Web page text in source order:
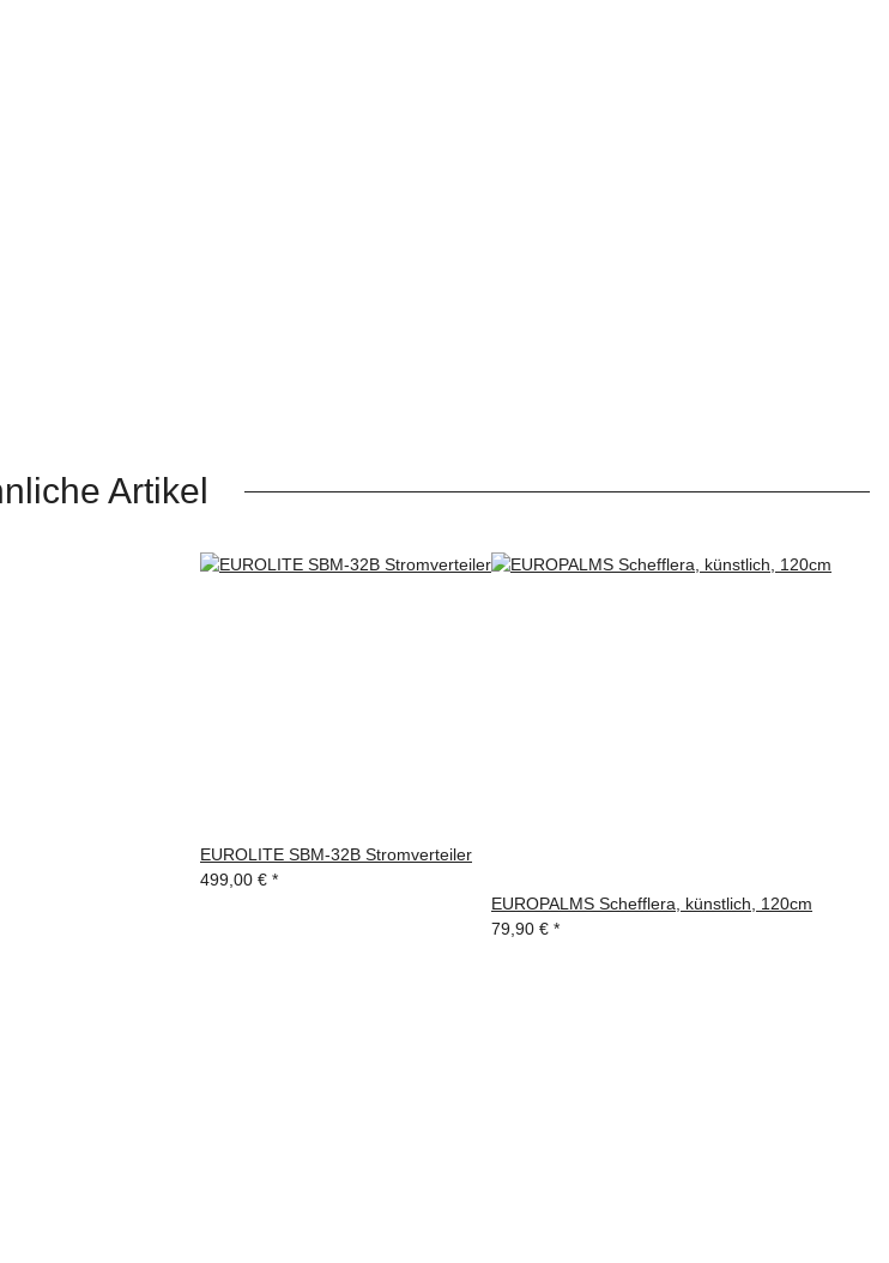
Artikel
EUROLITE SBM-32B Stromverteiler
499,00 € *
EUROPALMS Schefflera, künstlich, 120cm
79,90 € *